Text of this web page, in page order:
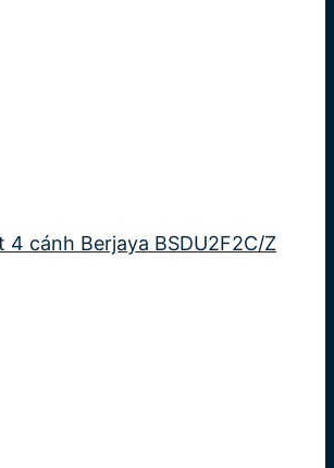
4 cánh Berjaya BSDU2F2C/Z